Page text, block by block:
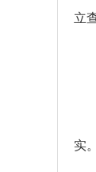
立
实。